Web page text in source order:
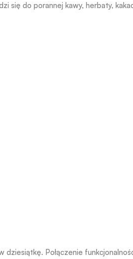
się do porannej kawy, herbaty,
Połączenie